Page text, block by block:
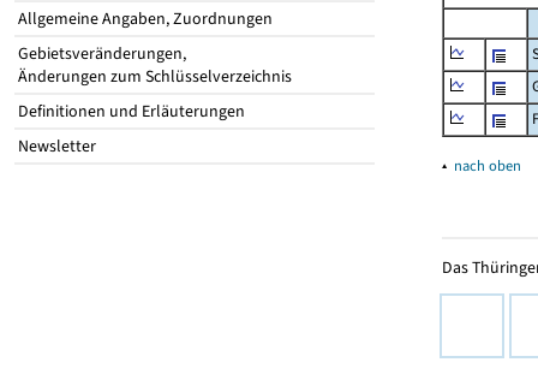
Allgemeine Angaben, Zuordnungen
Gebietsveränderungen,
Änderungen zum Schlüsselverzeichnis
Definitionen und Erläuterungen
Newsletter
▴ nach oben
Das